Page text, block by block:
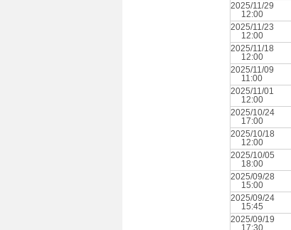
2025/11/29
12:00
2025/11/23
12:00
2025/11/18
12:00
2025/11/09
11:00
2025/11/01
12:00
2025/10/24
17:00
2025/10/18
12:00
2025/10/05
18:00
2025/09/28
15:00
2025/09/24
15:45
2025/09/19
17:30